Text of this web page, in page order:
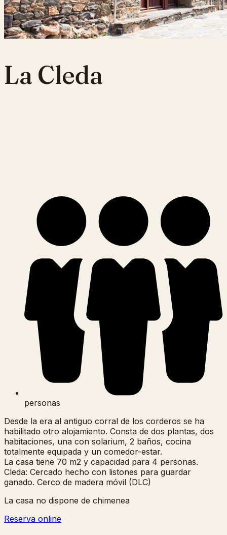
La Cleda
personas
Desde la era al antiguo corral de los corderos se ha
habilitado otro alojamiento. Consta de dos plantas, dos
habitaciones, una con solarium, 2 baños, cocina
totalmente equipada y un comedor-estar.
La casa tiene 70 m2 y capacidad para 4 personas.
Cleda: Cercado hecho con listones para guardar
ganado. Cerco de madera móvil (DLC)
La casa no dispone de chimenea
Reserva online